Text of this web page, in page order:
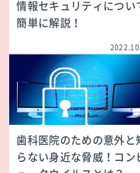
情報セキュリティについ
簡単に解説！
歯科医院のための意外と
らない身近な脅威！コン